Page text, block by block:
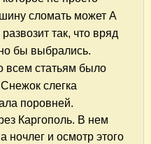
сломать может А
так, что вряд
бы выбрались.
всем статьям было
слегка
поровней.
Каргополь. В нем
ночлег и осмотр этого